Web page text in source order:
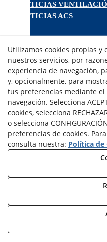
NOTICIAS
NOTICIAS ACS
NOVEDADES
MI CUENTA
CONTÁCTANOS
DEVOLUCIONES
TRABAJA CON
¿QUIENES SOMOS?
POLÍTICA DE
DERECHO
CONDICIONES
ODR
Utilizamos cookies propias y
nuestros servicios, por
experiencia de navegación,
y, opcionalmente, para
tus preferencias mediante
navegación. Selecciona
cookies, selecciona
o selecciona
preferencias de cookies.
consulta nuestra: Política de